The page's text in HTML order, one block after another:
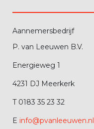
Aannemersbedrijf
P. van Leeuwen B.V.
Energieweg 1
4231 DJ Meerkerk
T 0183 35 23 32
E info@pvanleeuwen.nl